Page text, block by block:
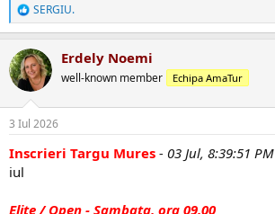
R
e
c
ț
i
SERGIU.
Erdely Noemi
well-known member Echipa AmaTur
3 Iul 2026
Inscrieri Targu Mures - 03 Jul, 8:39:51 PM
iul
Elite / Open - Sambata, ora 09.00